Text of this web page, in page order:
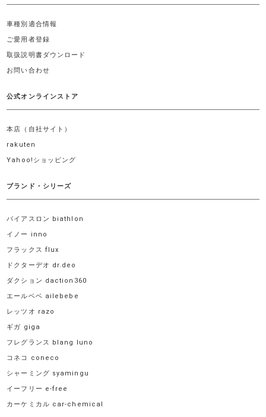
車種別適合情報
ご愛用者登録
取扱説明書ダウンロード
お問い合わせ
公式オンラインストア
本店（自社サイト）
rakuten
Yahoo!ショッピング
ブランド・シリーズ
バイアスロン biathlon
イノー inno
フラックス flux
ドクターデオ dr.deo
ダクション daction360
エールベベ ailebebe
レッツオ razo
ギガ giga
フレグランス blang luno
コネコ coneco
シャーミング syamingu
イーフリー e-free
カーケミカル car-chemical